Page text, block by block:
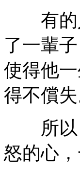
有的人
了一輩
使得他
得不償失
所以，
怒的心